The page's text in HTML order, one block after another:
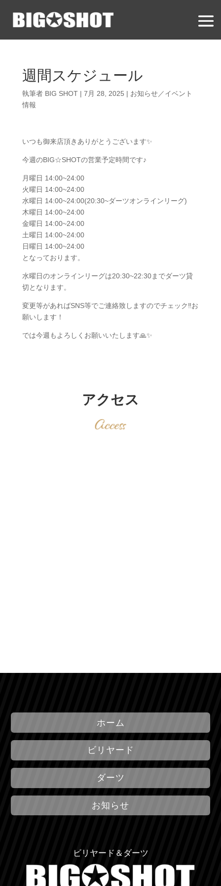
週間スケジュール
執筆者 BIG SHOT| 7月 28, 2025 | お知らせ／イベント
情報
いつも御来店頂きありがとうございます✨
今週のBIG☆SHOTの営業予定時間です♪
月曜日 14:00~24:00
火曜日 14:00~24:00
水曜日 14:00~24:00(20:30~ダーツオンラインリーグ)
木曜日 14:00~24:00
金曜日 14:00~24:00
土曜日 14:00~24:00
日曜日 14:00~24:00
となっております。
水曜日のオンラインリーグは20:30~22:30までダーツ貸
切となります。
変更等があればSNS等でご連絡致しますのでチェック‼️お
願いします！
では今週もよろしくお願いいたします🙏✨️
アクセス
ホーム
ビリヤード
ダーツ
お知らせ
ビリヤード＆ダーツ